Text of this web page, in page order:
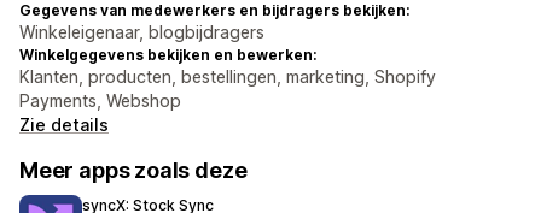
Gegevens van medewerkers en bijdragers bekijken:
Winkeleigenaar, blogbijdragers
Winkelgegevens bekijken en bewerken:
Klanten, producten, bestellingen, marketing, Shopify
Payments, Webshop
Zie details
Meer apps zoals deze
syncX: Stock Sync